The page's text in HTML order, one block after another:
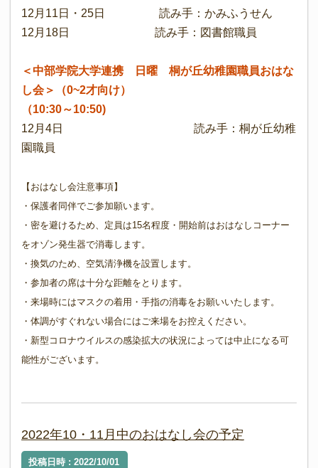
12月11日・25日 読み手：かみふうせん
12月18日 読み手：図書館職員
＜中部学院大学連携 日曜 桐が丘幼稚園職員おはな
し会＞（0~2才向け）
（10:30～10:50)
12月4日 読み手：桐が丘幼稚
園職員
【おはなし会注意事項】
・保護者同伴でご参加願います。
・密を避けるため、定員は15名程度 ・開始前はおはなしコーナー
をオゾン発生器で消毒します。
・換気のため、空気清浄機を設置します。
・参加者の席は十分な距離をとります。
・来場時にはマスクの着用・手指の消毒をお願いいたします。
・体調がすぐれない場合にはご来場をお控えください。
・新型コロナウイルスの感染拡大の状況によっては中止になる可
能性がございます。
2022年10・11月中のおはなし会の予定
投稿日時 : 2022/10/01